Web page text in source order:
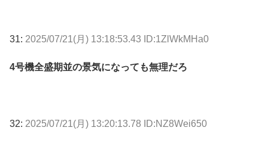
31: 2025/07/21(月) 13:18:53.43 ID:1ZlWkMHa0
4号機全盛期並の景気になっても無理だろ
32: 2025/07/21(月) 13:20:13.78 ID:NZ8Wei650